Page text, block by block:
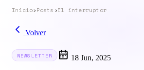
Inicio›Posts ›El interruptor
Volver
NEWSLETTER 18 Jun, 2025